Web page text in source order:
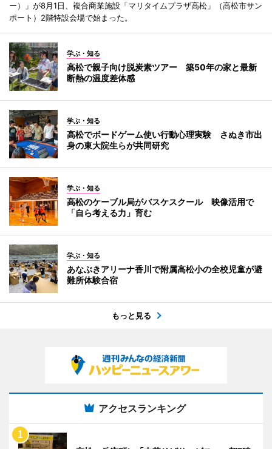
ー）」が8月1日、複合商業施設「マリタイムプラザ高松」（高松市サン
ポート）2階特設会場で始まった。
学ぶ・知る
高松で親子向け脱炭素ツアー 築50年の家と最新
断熱の温度差体感
学ぶ・知る
高松でボードゲーム使い行動心理実験 さぬき市出
身の東大院生らが共同研究
学ぶ・知る
高松のケーブル局がバスケスクール 映像活用で
「自ら考える力」育む
学ぶ・知る
あなぶきアリーナ香川で附属高松小の全校児童が避
難所体験合宿
もっと見る
アクセスランキング